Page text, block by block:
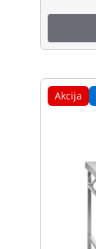
Akcija